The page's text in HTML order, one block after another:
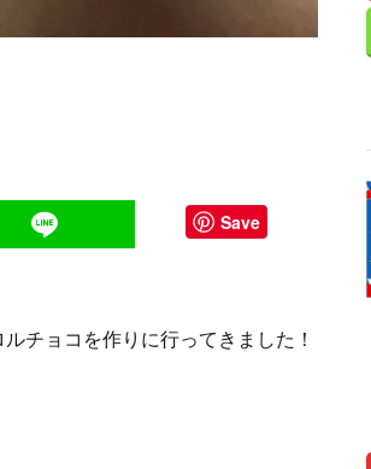
Save
チョコを作りに行ってきました！